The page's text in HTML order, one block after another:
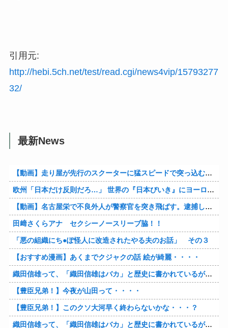
引用元:
http://hebi.5ch.net/test/read.cgi/news4vip/15793277
32/
最新News
【動画】走り屋が先行のスクーターに猛スピードで突っ込む事故。
欧州「日本だけ反則だろ…」 世界の『日本びいき』にヨーロッパ全土から不満の声
【動画】名古屋栄で不良外人が警察官を突き飛ばす。逮捕しろやｗｗｗ
田﨑さくらアナ セクシーノースリーブ脇！！
「悪の組織にち●ぽ怪人に改造されたやる夫のお話」 その３
【おすすめ漫画】あくまでクジャクの話 絵が綺麗・・・・
織田信雄って、「織田信雄はバカ」と歴史に書かれているが今まで家が残っているんでバカではないよな？
【豊臣兄弟！】今夜が山田って・・・・
【豊臣兄弟！】このクソ大河早く終わらないかな・・・？
織田信雄って、「織田信雄はバカ」と歴史に書かれているが今まで家が残っているんでバカではないよな？